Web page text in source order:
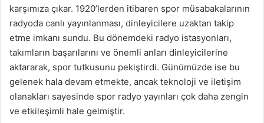
karşımıza çıkar. 1920’lerden itibaren spor müsabakalarının
radyoda canlı yayınlanması, dinleyicilere uzaktan takip
etme imkanı sundu. Bu dönemdeki radyo istasyonları,
takımların başarılarını ve önemli anları dinleyicilerine
aktararak, spor tutkusunu pekiştirdi. Günümüzde ise bu
gelenek hala devam etmekte, ancak teknoloji ve iletişim
olanakları sayesinde spor radyo yayınları çok daha zengin
ve etkileşimli hale gelmiştir.